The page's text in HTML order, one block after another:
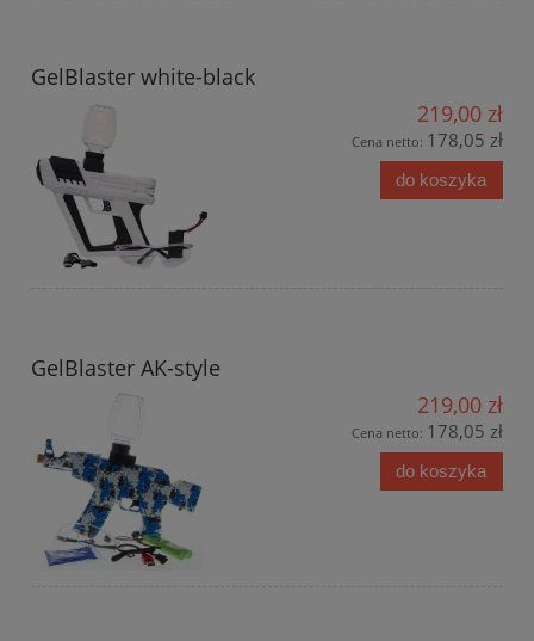
GelBlaster white-black
219,00 zł
Cena netto: 178,05 zł
do koszyka
GelBlaster AK-style
219,00 zł
Cena netto: 178,05 zł
do koszyka